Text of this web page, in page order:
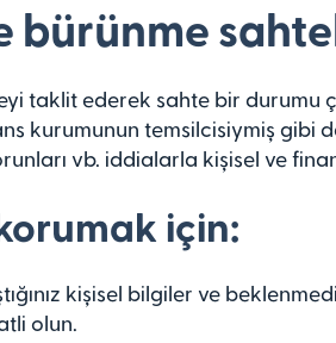
bürünme
taklit ederek sahte bir durumu
kurumunun temsilcisiymiş gibi
vb. iddialarla kişisel ve
için:
kişisel bilgiler ve
olun.